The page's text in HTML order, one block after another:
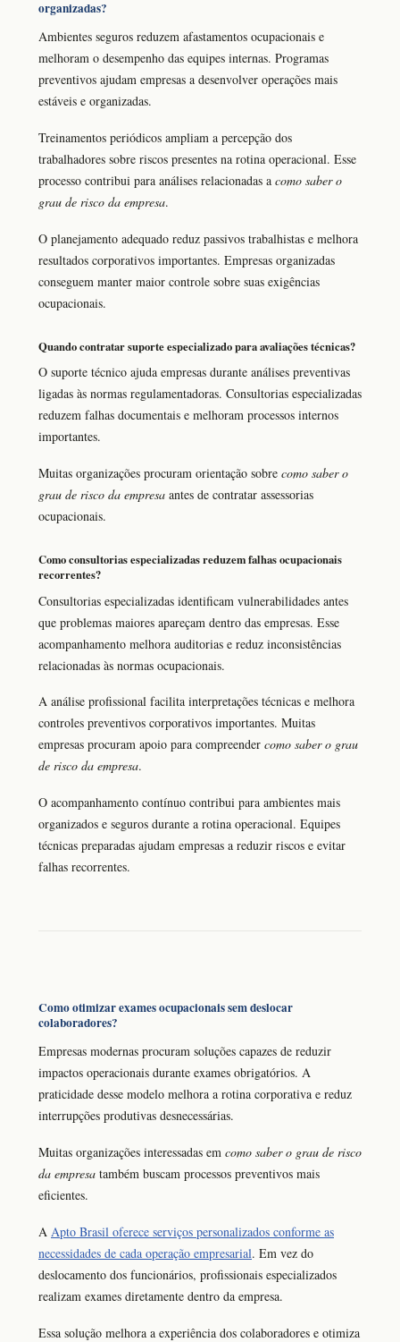
organizadas?
Ambientes seguros reduzem afastamentos ocupacionais e
melhoram o desempenho das equipes internas. Programas
preventivos ajudam empresas a desenvolver operações mais
estáveis e organizadas.
Treinamentos periódicos ampliam a percepção dos
trabalhadores sobre riscos presentes na rotina operacional. Esse
processo contribui para análises relacionadas a como saber o
grau de risco da empresa.
O planejamento adequado reduz passivos trabalhistas e melhora
resultados corporativos importantes. Empresas organizadas
conseguem manter maior controle sobre suas exigências
ocupacionais.
Quando contratar suporte especializado para avaliações técnicas?
O suporte técnico ajuda empresas durante análises preventivas
ligadas às normas regulamentadoras. Consultorias especializadas
reduzem falhas documentais e melhoram processos internos
importantes.
Muitas organizações procuram orientação sobre como saber o
grau de risco da empresa antes de contratar assessorias
ocupacionais.
Como consultorias especializadas reduzem falhas ocupacionais
recorrentes?
Consultorias especializadas identificam vulnerabilidades antes
que problemas maiores apareçam dentro das empresas. Esse
acompanhamento melhora auditorias e reduz inconsistências
relacionadas às normas ocupacionais.
A análise profissional facilita interpretações técnicas e melhora
controles preventivos corporativos importantes. Muitas
empresas procuram apoio para compreender como saber o grau
de risco da empresa.
O acompanhamento contínuo contribui para ambientes mais
organizados e seguros durante a rotina operacional. Equipes
técnicas preparadas ajudam empresas a reduzir riscos e evitar
falhas recorrentes.
Como otimizar exames ocupacionais sem deslocar
colaboradores?
Empresas modernas procuram soluções capazes de reduzir
impactos operacionais durante exames obrigatórios. A
praticidade desse modelo melhora a rotina corporativa e reduz
interrupções produtivas desnecessárias.
Muitas organizações interessadas em como saber o grau de risco
da empresa também buscam processos preventivos mais
eficientes.
A Apto Brasil oferece serviços personalizados conforme as
necessidades de cada operação empresarial. Em vez do
deslocamento dos funcionários, profissionais especializados
realizam exames diretamente dentro da empresa.
Essa solução melhora a experiência dos colaboradores e otimiza